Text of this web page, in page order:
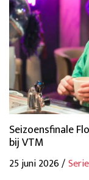
Seizoensfinale
bij VTM
25 juni 2026 /Serie